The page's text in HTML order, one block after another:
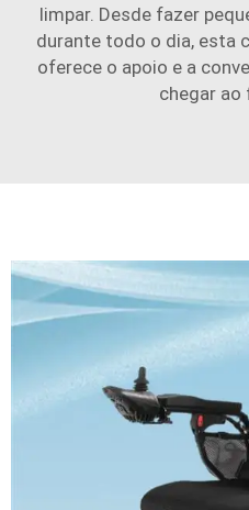
limpar. Desde fazer
durante todo o dia, esta
oferece o apoio e a
chegar ao